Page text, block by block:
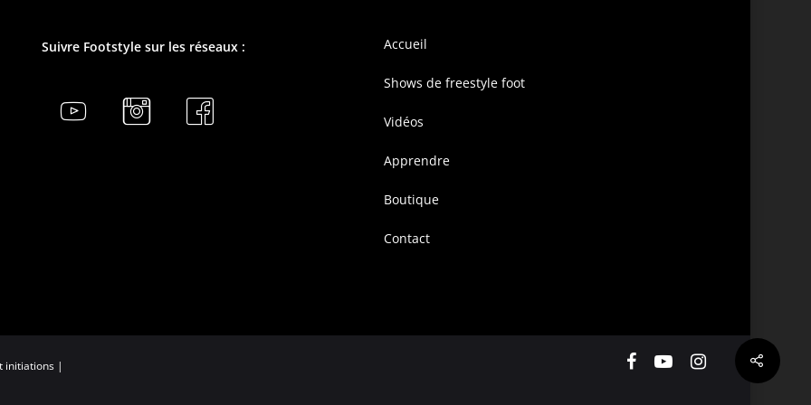
Suivre Footstyle sur les réseaux : Accueil
Shows de freestyle foot
Vidéos
Apprendre
Boutique
Contact
initiations |